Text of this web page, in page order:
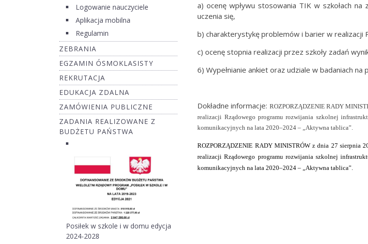
Logowanie nauczyciele
Aplikacja mobilna
Regulamin
ZEBRANIA
EGZAMIN ÓSMOKLASISTY
REKRUTACJA
EDUKACJA ZDALNA
ZAMÓWIENIA PUBLICZNE
ZADANIA REALIZOWANE Z
BUDŻETU PAŃSTWA
Posiłek w szkole i w domu edycja
2024-2028
a) ocenę wpływu stosowania TIK w szkołach
uczenia się,
b) charakterystykę problemów i barier w realizacji
c) ocenę stopnia realizacji przez szkoły zadań
6) Wypełnianie ankiet oraz udziale w badaniach
Dokładne informacje: ROZPORZĄDZENIE RADY
realizacji Rządowego programu rozwijania szkolnej
komunikacyjnych na lata 2020–2024 – „Aktywna tablica”.
ROZPORZĄDZENIE RADY MINISTRÓW z dnia 27 sierpnia
realizacji Rządowego programu rozwijania szkolnej
komunikacyjnych na lata 2020–2024 – „Aktywna tablica”.